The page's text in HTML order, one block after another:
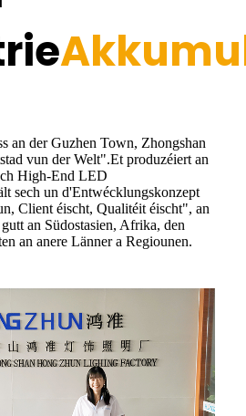
an der Guzhen Town, Zhongshan
vun der Welt".Et produzéiert an
High-End LED
sech un d'Entwécklungskonzept
Client éischt, Qualitéit éischt", an
an Südostasien, Afrika, den
an anere Länner a Regiounen.